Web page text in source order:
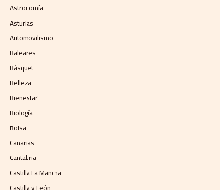
Astronomía
Asturias
Automovilismo
Baleares
Básquet
Belleza
Bienestar
Biología
Bolsa
Canarias
Cantabria
Castilla La Mancha